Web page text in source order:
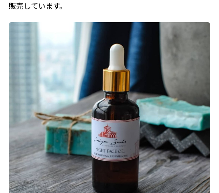
販売しています。